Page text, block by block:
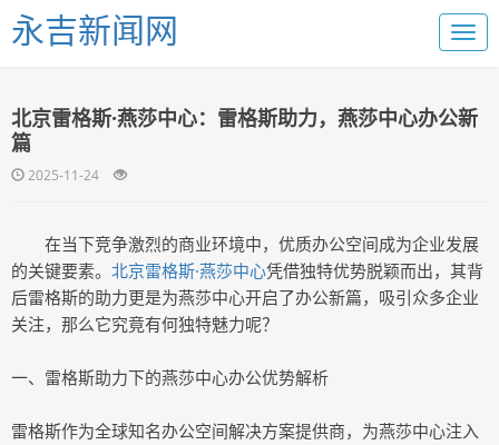
永吉新闻网
北京雷格斯·燕莎中心：雷格斯助力，燕莎中心办公新
篇
2025-11-24
在当下竞争激烈的商业环境中，优质办公空间成为企业发展
的关键要素。 北京雷格斯·燕莎中心凭借独特优势脱颖而出，其背
后雷格斯的助力更是为燕莎中心开启了办公新篇，吸引众多企业
关注，那么它究竟有何独特魅力呢？
一、雷格斯助力下的燕莎中心办公优势解析
雷格斯作为全球知名办公空间解决方案提供商，为燕莎中心注入